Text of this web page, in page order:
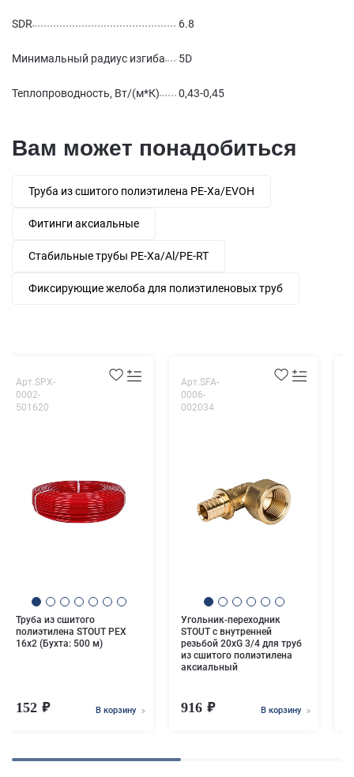
SDR 6.8
Минимальный радиус изгиба 5D
Теплопроводность, Вт/(м*К) 0,43-0,45
Вам может понадобиться
Труба из сшитого полиэтилена PE-Xa/EVOH
Фитинги аксиальные
Стабильные трубы PE-Xa/Al/PE-RT
Фиксирующие желоба для полиэтиленовых труб
Арт.SPX-
0002-
501620
Труба из сшитого
полиэтилена STOUT PEX
16х2 (Бухта: 500 м)
152 В корзину
Арт.SFA-
0006-
002034
Угольник-переходник
STOUT с внутренней
резьбой 20xG 3/4 для труб
из сшитого полиэтилена
аксиальный
916 В корзину